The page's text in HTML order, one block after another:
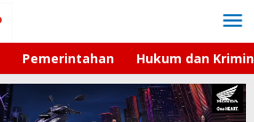
Pemerintahan Hukum dan